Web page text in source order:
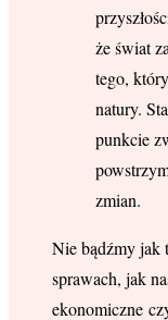
że świat
tego,
natury.
punkcie
zmian.
Nie bądźmy jak
sprawach, jak
ekonomiczne